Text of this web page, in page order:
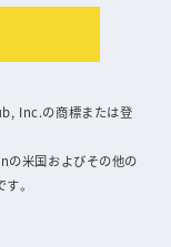
Inc.の商標または登
米国およびその他の
。